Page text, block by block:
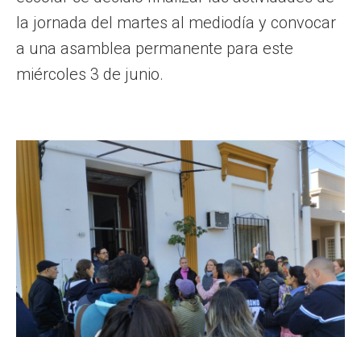
la jornada del martes al mediodía y convocar
a una asamblea permanente para este
miércoles 3 de junio.